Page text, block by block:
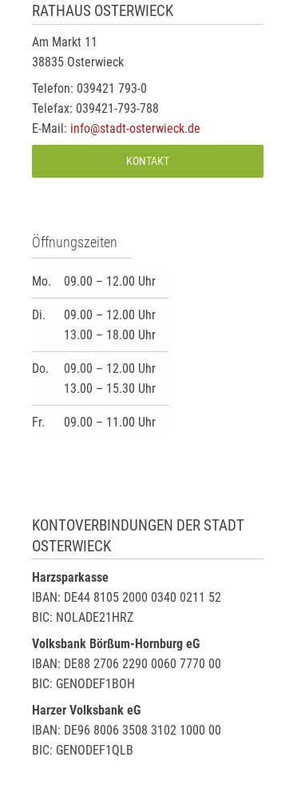
RATHAUS OSTERWIECK
Am Markt 11
38835 Osterwieck
Telefon: 039421 793-0
Telefax: 039421-793-788
E-Mail: info@stadt-osterwieck.de
KONTAKT
Öffnungszeiten
Mo. 09.00 – 12.00 Uhr
Di.
09.00 – 12.00 Uhr
13.00 – 18.00 Uhr
Do.
09.00 – 12.00 Uhr
13.00 – 15.30 Uhr
Fr. 09.00 – 11.00 Uhr
KONTOVERBINDUNGEN DER STADT
OSTERWIECK
Harzsparkasse
IBAN: DE44 8105 2000 0340 0211 52
BIC: NOLADE21HRZ
Volksbank Börßum-Hornburg eG
IBAN: DE88 2706 2290 0060 7770 00
BIC: GENODEF1BOH
Harzer Volksbank eG
IBAN: DE96 8006 3508 3102 1000 00
BIC: GENODEF1QLB